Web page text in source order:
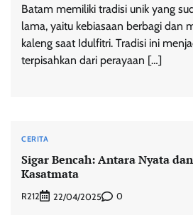
Batam memiliki tradisi unik yang
lama, yaitu kebiasaan berbagi dan
kaleng saat Idulfitri. Tradisi ini
terpisahkan dari perayaan […]
CERITA
Sigar Bencah: Antara Nyata
Kasatmata
R212 22/04/2025 0